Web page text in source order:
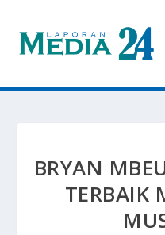
BRYAN
TERBAIK